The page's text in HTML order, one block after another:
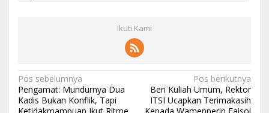
Ikuti Kami
N
a
Pos sebelumnya
Pengamat: Mundurnya Dua
Kadis Bukan Konflik, Tapi
Pos berikutnya
Beri Kuliah Umum, Rektor
ITSI Ucapkan Terimakasih